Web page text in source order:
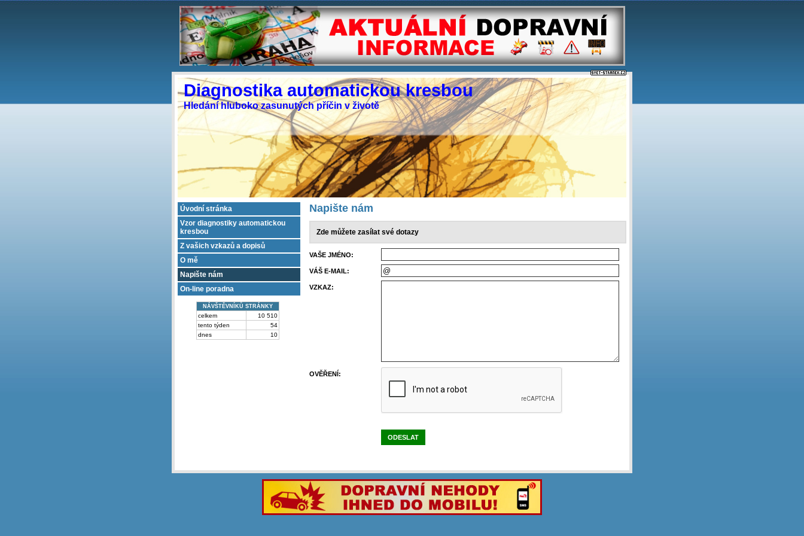
Diagnostika automatickou kresbou
Hledání hluboko zasunutých příčin v životě
Napište nám
Zde můžete zasílat své dotazy
VAŠE JMÉNO:
VÁŠ E-MAIL:
VZKAZ:
OVĚŘENÍ:
ODESLAT
Úvodní stránka
Vzor diagnostiky automatickou
kresbou
Z vašich vzkazů a dopisů
O mě
Napište nám
On-line poradna
NÁVŠTĚVNÍKŮ STRÁNKY
celkem
10 510
tento týden
54
dnes
10